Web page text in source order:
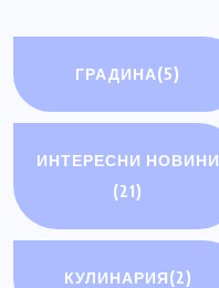
ГРАДИНА(5)
ИНТЕРЕСНИ НОВИНИ
(21)
КУЛИНАРИЯ(2)